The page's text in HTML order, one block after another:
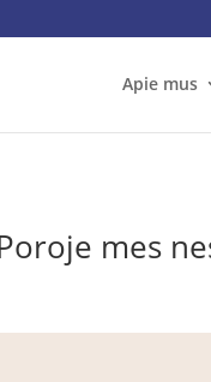
Apie mus
mes